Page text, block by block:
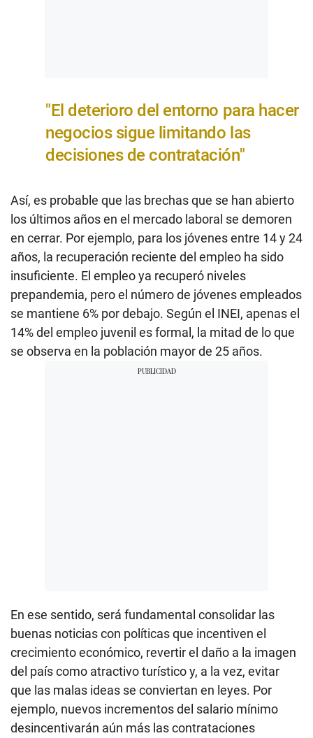
"El deterioro del entorno para hacer
negocios sigue limitando las
decisiones de contratación"
Así, es probable que las brechas que se han abierto
los últimos años en el mercado laboral se demoren
en cerrar. Por ejemplo, para los jóvenes entre 14 y 24
años, la recuperación reciente del empleo ha sido
insuficiente. El empleo ya recuperó niveles
prepandemia, pero el número de jóvenes empleados
se mantiene 6% por debajo. Según el INEI, apenas el
14% del empleo juvenil es formal, la mitad de lo que
se observa en la población mayor de 25 años.
En ese sentido, será fundamental consolidar las
buenas noticias con políticas que incentiven el
crecimiento económico, revertir el daño a la imagen
del país como atractivo turístico y, a la vez, evitar
que las malas ideas se conviertan en leyes. Por
ejemplo, nuevos incrementos del salario mínimo
desincentivarán aún más las contrataciones